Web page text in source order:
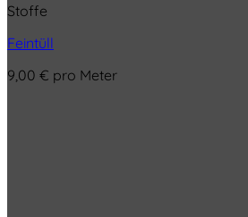
Stoffe
Feintüll
9,00 € pro Meter